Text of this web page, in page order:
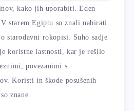
kako jih uporabiti. Eden
starem Egiptu so znali nabirati
starodavni rokopisi. Suho sadje
koristne lastnosti, kar je rešilo
povezanimi s
Koristi in škode posušenih
znane.